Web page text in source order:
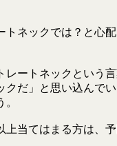
トネックでは？と心
レートネックという
クだ」と思い込んで
上当てはまる方は、